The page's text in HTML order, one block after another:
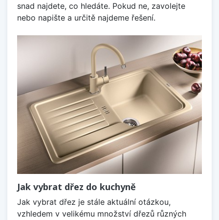
snad najdete, co hledáte. Pokud ne, zavolejte
nebo napište a určitě najdeme řešení.
Jak vybrat dřez do kuchyně
Jak vybrat dřez je stále aktuální otázkou,
vzhledem v velikému množství dřezů různých